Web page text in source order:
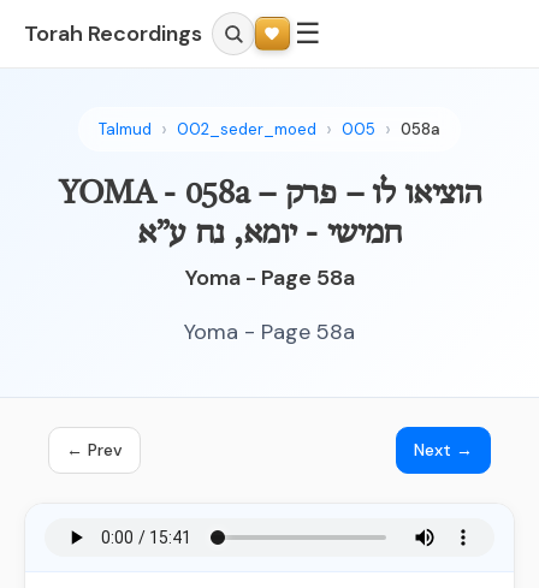
Torah Recordings ☰
Talmud 002_seder_moed 005 058a
YOMA - 058a – הוציאו לו – פרק
חמישי - יומא, נח ע”א
Yoma - Page 58a
Yoma - Page 58a
← Prev Next →